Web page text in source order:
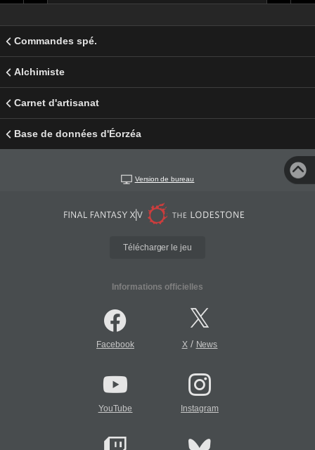
Commandes spé.
Alchimiste
Carnet d'artisanat
Base de données d'Éorzéa
Version de bureau
Télécharger le jeu
Informations officielles
Facebook X/ News
YouTube Instagram